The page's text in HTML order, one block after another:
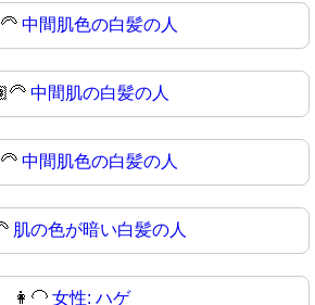
中間肌色の白髪の人
中間肌の白髪の人
中間肌色の白髪の人
肌の色が暗い白髪の人
👩‍🦲 女性: ハゲ